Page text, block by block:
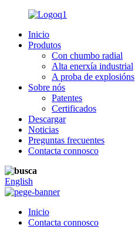
Inicio
Produtos
Con chumbo radial
Alta enerxía industrial
A proba de explosións
Sobre nós
Patentes
Certificados
Descargar
Noticias
Preguntas frecuentes
Contacta connosco
English
Inicio
Contacta connosco